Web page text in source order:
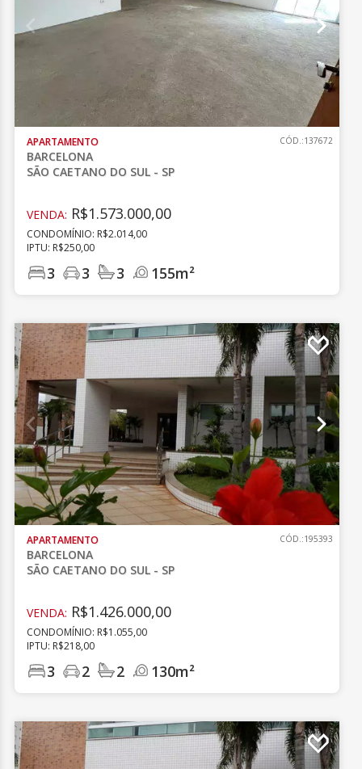
APARTAMENTO
BARCELONA
SÃO CAETANO DO SUL - SP
CÓD.:137672
VENDA: R$1.573.000,00
CONDOMÍNIO: R$2.014,00
IPTU: R$250,00
3 3 3 155m²
APARTAMENTO
BARCELONA
SÃO CAETANO DO SUL - SP
CÓD.:195393
VENDA: R$1.426.000,00
CONDOMÍNIO: R$1.055,00
IPTU: R$218,00
3 2 2 130m²